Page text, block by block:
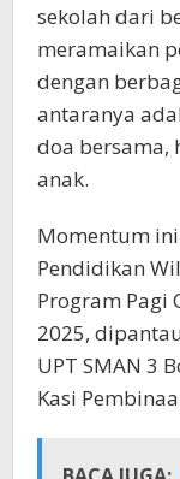
sekolah dari
meramaikan
dengan
antaranya
doa bersama,
anak.
Momentum
Pendidikan
Program Pagi
2025,
UPT SMAN 3
Kasi